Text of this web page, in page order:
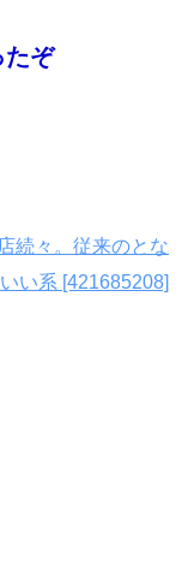
たぞ
続々。従来のとな
い系 [421685208]